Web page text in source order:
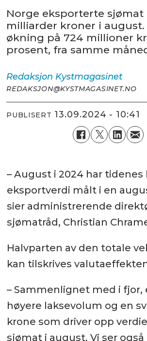
Norge eksporterte sjømat
milliarder kroner i august.
økning på 724 millioner
prosent, fra samme
Redaksjon Kystmagasinet
REDAKSJON@KYSTMAGASINET.NO
PUBLISERT 13.09.2024 - 10:41
– August i 2024 har tidenes
eksportverdi målt i en
sier administrerende
sjømatråd, Christian
Halvparten av den totale
kan tilskrives
– Sammenlignet med i fjor,
høyere laksevolum og en
krone som driver opp
sjømat i august. Vi ser